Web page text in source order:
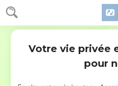
NE MANQUEZ
Votre vie privée
pour